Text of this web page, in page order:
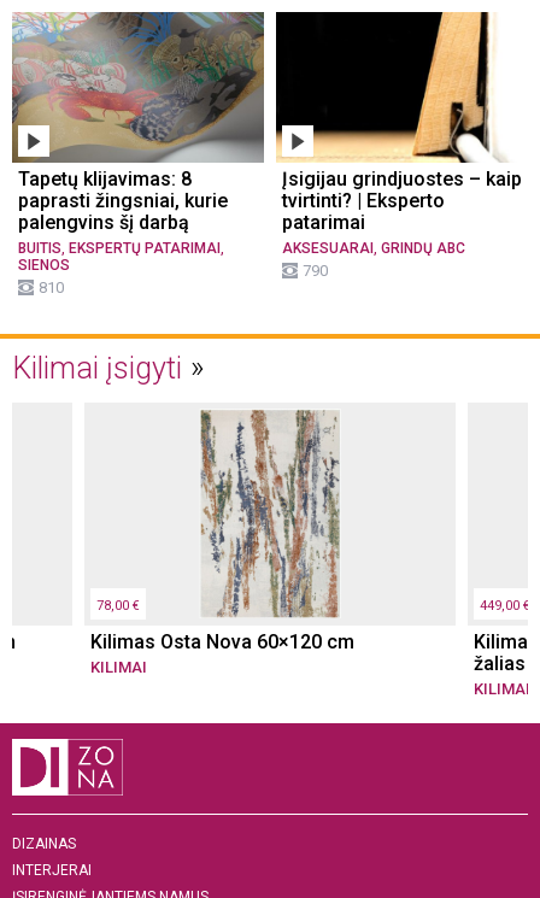
Tapetų klijavimas: 8
paprasti žingsniai, kurie
palengvins šį darbą
BUITIS, EKSPERTŲ PATARIMAI ,
SIENOS
810
Įsigijau grindjuostes – kaip
tvirtinti? | Eksperto
patarimai
AKSESUARAI , GRINDŲ ABC
790
Kilimai įsigyti
78,00 €
Kilimas Osta Nova 60×120 cm
KILIMAI
449,00 €
žalias
KILIMAI
DIZAINAS
INTERJERAI